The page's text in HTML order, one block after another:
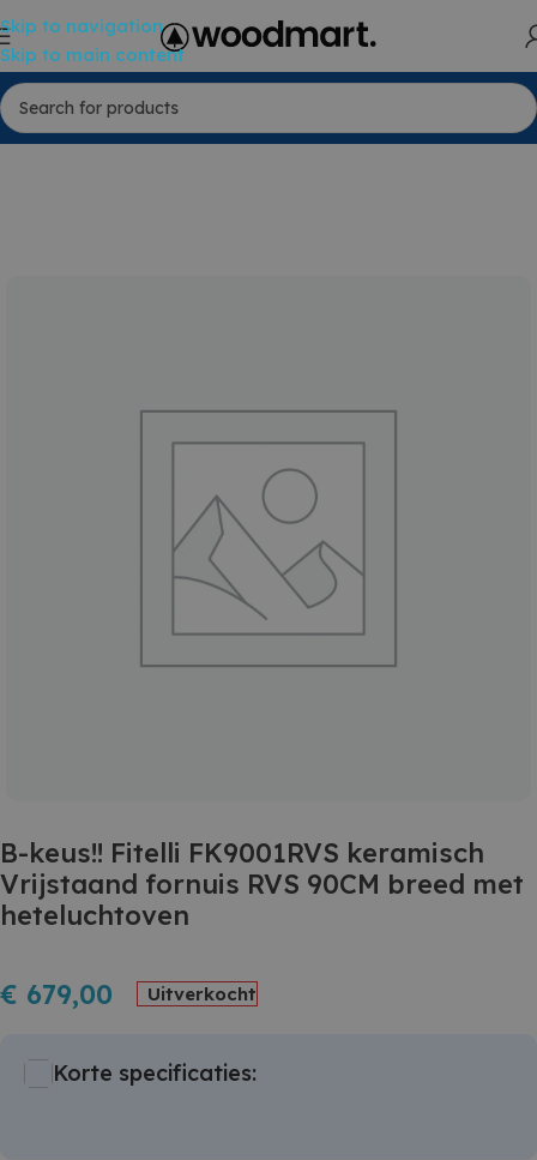
Skip to navigation
Skip to main content
B-keus!! Fitelli FK9001RVS keramisch
Vrijstaand fornuis RVS 90CM breed met
heteluchtoven
€ 679,00 Uitverkocht
Korte specificaties: